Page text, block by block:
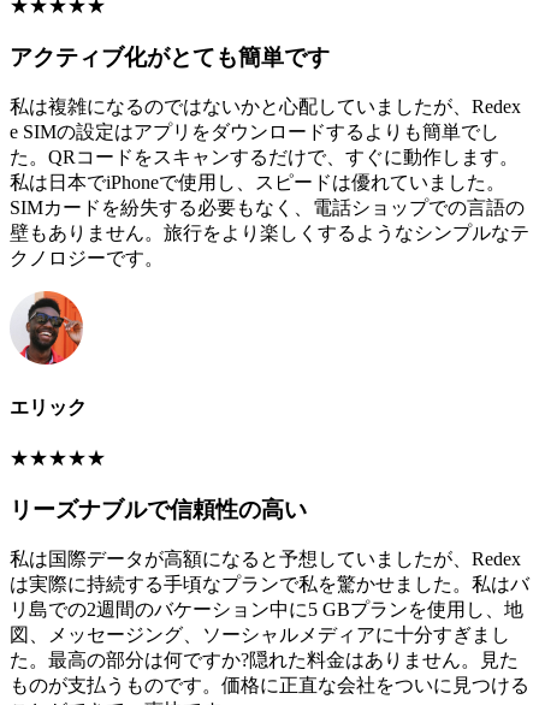
★★★★★
アクティブ化がとても簡単です
私は複雑になるのではないかと心配していましたが、Redex
e SIMの設定はアプリをダウンロードするよりも簡単でし
た。QRコードをスキャンするだけで、すぐに動作します。
私は日本でiPhoneで使用し、スピードは優れていました。
SIMカードを紛失する必要もなく、電話ショップでの言語の
壁もありません。旅行をより楽しくするようなシンプルなテ
クノロジーです。
エリック
★★★★★
リーズナブルで信頼性の高い
私は国際データが高額になると予想していましたが、Redex
は実際に持続する手頃なプランで私を驚かせました。私はバ
リ島での2週間のバケーション中に5 GBプランを使用し、地
図、メッセージング、ソーシャルメディアに十分すぎまし
た。最高の部分は何ですか?隠れた料金はありません。見た
ものが支払うものです。価格に正直な会社をついに見つける